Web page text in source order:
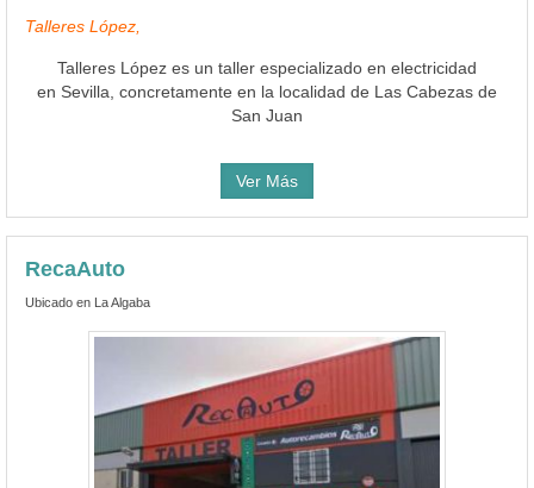
Talleres López,
Talleres López es un taller especializado en electricidad
en Sevilla, concretamente en la localidad de Las Cabezas de
San Juan
Ver Más
RecaAuto
Ubicado en La Algaba